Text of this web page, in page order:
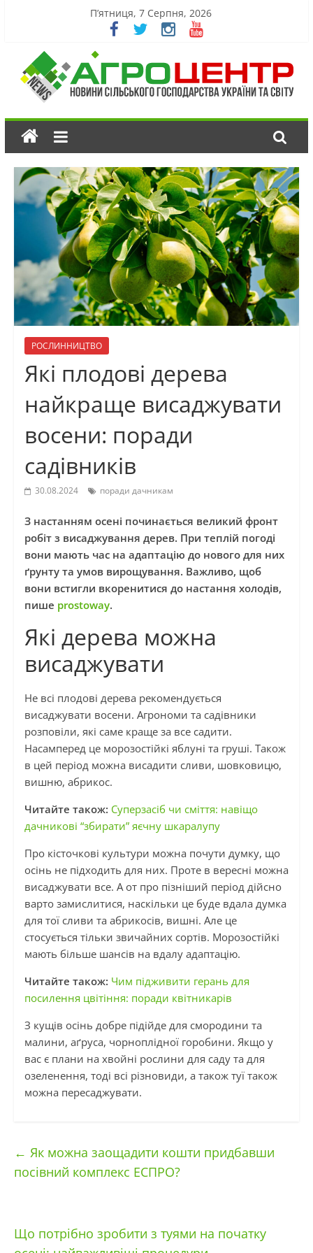
П’ятниця, 7 Серпня, 2026
РОСЛИННИЦТВО
Які плодові дерева
найкраще висаджувати
восени: поради
садівників
30.08.2024 поради дачникам
З настанням осені починається великий фронт
робіт з висаджування дерев. При теплій погоді
вони мають час на адаптацію до нового для них
ґрунту та умов вирощування. Важливо, щоб
вони встигли вкоренитися до настання холодів,
пише prostoway.
Які дерева можна
висаджувати
Не всі плодові дерева рекомендується
висаджувати восени. Агрономи та садівники
розповіли, які саме краще за все садити.
Насамперед це морозостійкі яблуні та груші. Також
в цей період можна висадити сливи, шовковицю,
вишню, абрикос.
Читайте також: Суперзасіб чи сміття: навіщо
дачникові “збирати” яєчну шкаралупу
Про кісточкові культури можна почути думку, що
осінь не підходить для них. Проте в вересні можна
висаджувати все. А от про пізніший період дійсно
варто замислитися, наскільки це буде вдала думка
для тої сливи та абрикосів, вишні. Але це
стосується тільки звичайних сортів. Морозостійкі
мають більше шансів на вдалу адаптацію.
Читайте також: Чим підживити герань для
посилення цвітіння: поради квітникарів
З кущів осінь добре підійде для смородини та
малини, аґруса, чорноплідної горобини. Якщо у
вас є плани на хвойні рослини для саду та для
озеленення, тоді всі різновиди, а також туї також
можна пересаджувати.
← Як можна заощадити кошти придбавши
посівний комплекс ЕСПРО?
Що потрібно зробити з туями на початку